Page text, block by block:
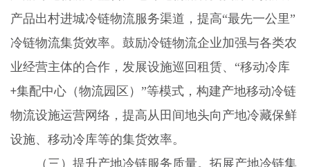
产品出村进城冷链物流服务渠道，提高“最先一公里”
冷链物流集货效率。鼓励冷链物流企业加强与各类农
业经营主体的合作，发展设施巡回租赁、“移动冷库
+集配中心（物流园区）”等模式，构建产地移动冷链
物流设施运营网络，提高从田间地头向产地冷藏保鲜
设施、移动冷库等的集货效率。
（三）提升产地冷链服务质量。拓展产地冷链集